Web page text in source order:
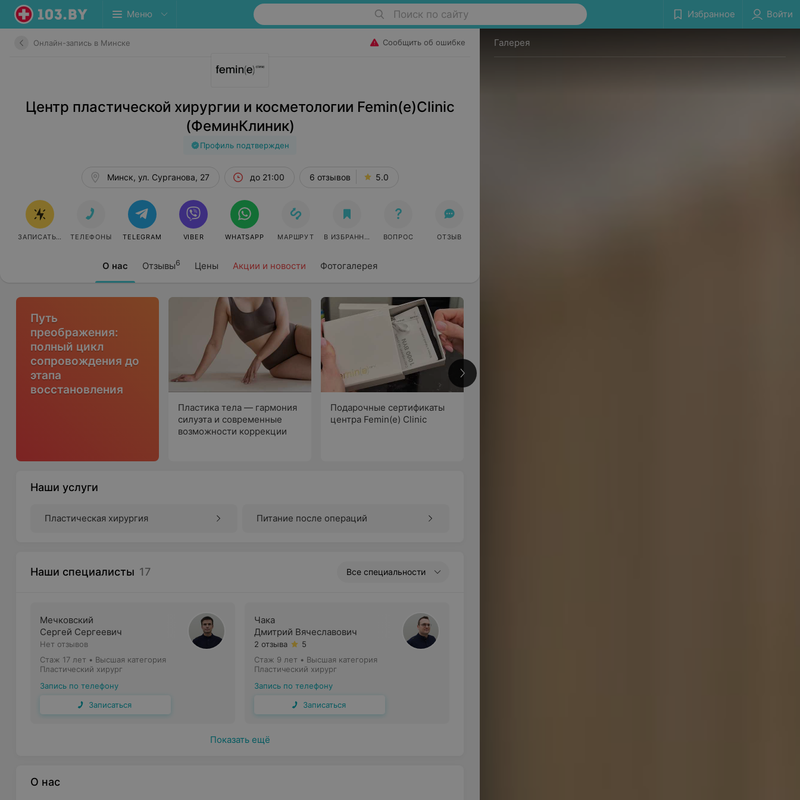
Меню Поиск по сайту Избранное Войти
Онлайн-запись в Минске Сообщить об ошибке
Центр пластической хирургии и косметологии Femin(e)Clinic
(ФеминКлиник)
Профиль подтвержден
О нас Отзывы6 Цены Акции и новости Фотогалерея
Минск, ул. Сурганова, 27 до 21:00 6 отзывов 5.0
ЗАПИСАТЬСЯ ОНЛАЙН
ТЕЛЕФОНЫ TELEGRAM VIBER WHATSAPP МАРШРУТ В ИЗБРАННОЕ ВОПРОС ОТЗЫВ
Путь
преображения:
полный цикл
сопровождения до
этапа
восстановления
Пластика тела — гармония
силуэта и современные
возможности коррекции
Подарочные сертификаты
центра Femin(e) Clinic
Наши услуги
Пластическая хирургия Питание после операций
Наши специалисты 17 Все специальности
Мечковский
Сергей Сергеевич
Нет отзывов
Стаж 17 лет • Высшая категория
Пластический хирург
Запись по телефону
Записаться
Чака
Дмитрий Вячеславович
2 отзыва
5
Стаж 9 лет • Высшая категория
Пластический хирург
Запись по телефону
Записаться
Показать ещё
О нас
Галерея